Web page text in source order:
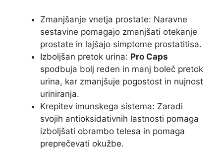
Zmanjšanje vnetja prostate: Naravne
sestavine pomagajo zmanjšati otekanje
prostate in lajšajo simptome prostatitisa.
Izboljšan pretok urina: Pro Caps
spodbuja bolj reden in manj boleč pretok
urina, kar zmanjšuje pogostost in nujnost
uriniranja.
Krepitev imunskega sistema: Zaradi
svojih antioksidativnih lastnosti pomaga
izboljšati obrambo telesa in pomaga
preprečevati okužbe.